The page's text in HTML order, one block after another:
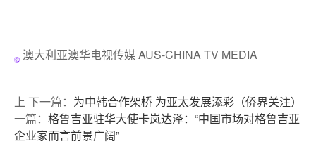
澳大利亚澳华电视传媒 AUS-CHINA TV MEDIA
下一篇： 为中韩合作架桥 为亚太发展添彩（侨界关注）
上
一篇： 格鲁吉亚驻华大使卡岚达泽：“中国市场对格鲁吉亚
企业家而言前景广阔”